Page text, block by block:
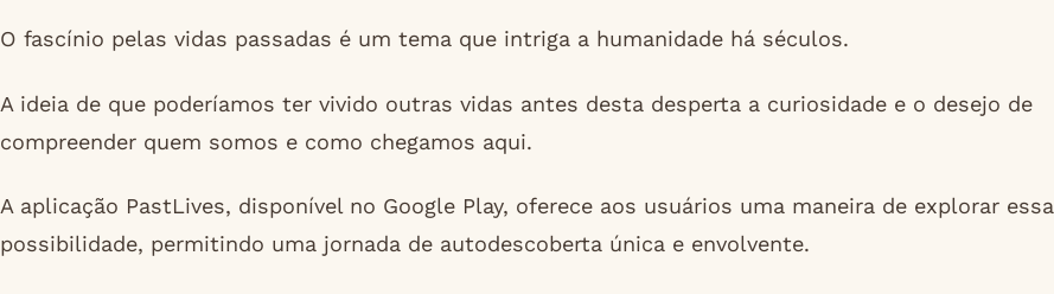
O fascínio pelas vidas passadas é um tema que intriga a humanidade há séculos.
A ideia de que poderíamos ter vivido outras vidas antes desta desperta a curiosidade e o desejo de
compreender quem somos e como chegamos aqui.
A aplicação PastLives, disponível no Google Play, oferece aos usuários uma maneira de explorar essa
possibilidade, permitindo uma jornada de autodescoberta única e envolvente.